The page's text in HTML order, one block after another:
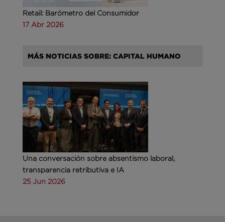
Retail: Barómetro del Consumidor
17 Abr 2026
MÁS NOTICIAS SOBRE: CAPITAL HUMANO
Una conversación sobre absentismo laboral,
transparencia retributiva e IA
25 Jun 2026